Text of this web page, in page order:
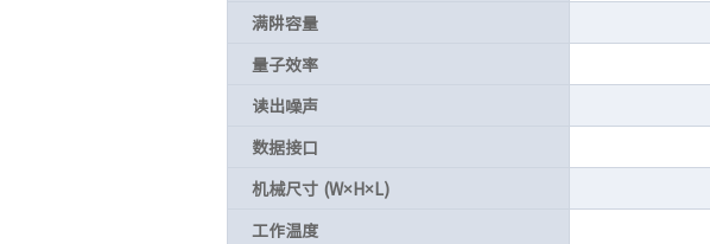
满阱容量
量子效率
读出噪声
数据接口
机械尺寸 (W×H×L)
工作温度